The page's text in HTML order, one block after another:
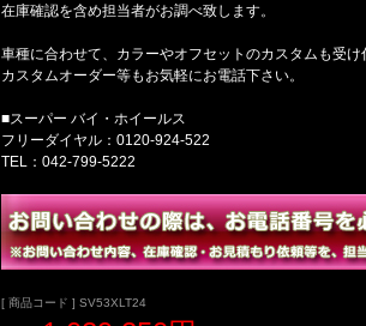
在庫確認を含め担当者がお調べ致します。
車種に合わせて、カラーやオフセットのカスタムも受け
カスタムオーダー等もお気軽にお電話下さい。
■スーパー バイ・ホイールス
フリーダイヤル：0120-924-522
TEL：042-799-5222
[ 商品コード ] SV53XLT24